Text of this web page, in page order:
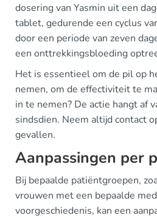
dosering van Yasmin uit een
tablet, gedurende een cyclus
door een periode van zeven
een onttrekkingsbloeding
Het is essentieel om de pil op
nemen, om de effectiviteit te
in te nemen? De actie hangt af
sindsdien. Neem altijd contact
gevallen.
Aanpassingen per
Bij bepaalde patiëntgroepen,
vrouwen met een bepaalde
voorgeschiedenis, kan een